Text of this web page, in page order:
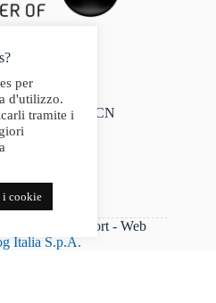
26, 12042 Bra CN
412 414
2025 G2Sport - Web
Italia S.p.A.
per
d'utilizzo.
tramite i
i cookie